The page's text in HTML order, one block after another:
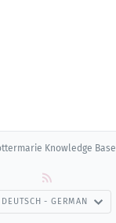
Knowledge Base
DEUTSCH - GERMAN